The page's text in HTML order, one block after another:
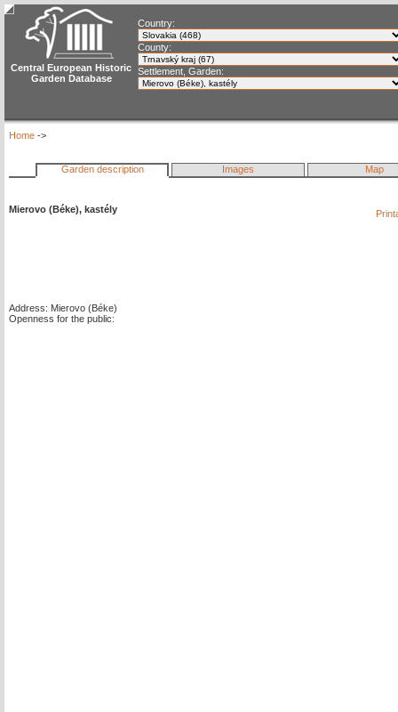
Central European Historic
Garden Database
Country:
County:
Settlement, Garden:
Home ->
Garden description Images Map
Mierovo (Béke), kastély
Address: Mierovo (Béke)
Openness for the public: